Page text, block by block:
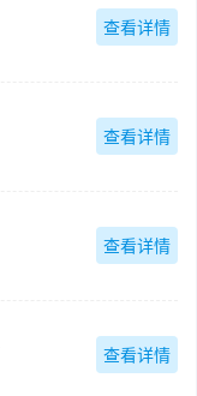
查看详情
查看详情
查看详情
查看详情